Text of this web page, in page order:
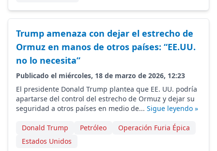
Trump amenaza con dejar el estrecho de
Ormuz en manos de otros países: “EE.UU.
no lo necesita”
Publicado el miércoles, 18 de marzo de 2026, 12:23
El presidente Donald Trump plantea que EE. UU. podría
apartarse del control del estrecho de Ormuz y dejar su
seguridad a otros países en medio de... Sigue leyendo »
Donald Trump Petróleo
Operación Furia Épica
Estados Unidos